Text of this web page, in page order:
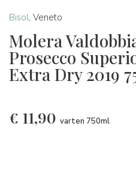
Bisol, Veneto
Molera
Prosecco
Extra Dry 2019
€ 11,90 varten 750ml